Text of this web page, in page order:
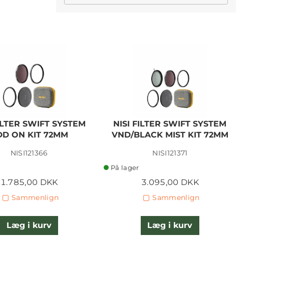
SWIFT SYSTEM
ON KIT 72MM
NISI121366
1.785,00 DKK
Sammenlign
Læg i kurv
NISI FILTER SWIFT SYSTEM
VND/BLACK MIST KIT 72MM
NISI121371
På lager
3.095,00 DKK
Sammenlign
Læg i kurv